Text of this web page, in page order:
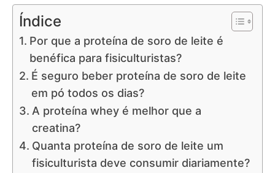
Índice
Por que a proteína de soro de leite é
benéfica para fisiculturistas?
É seguro beber proteína de soro de leite
em pó todos os dias?
A proteína whey é melhor que a
creatina?
Quanta proteína de soro de leite um
fisiculturista deve consumir diariamente?